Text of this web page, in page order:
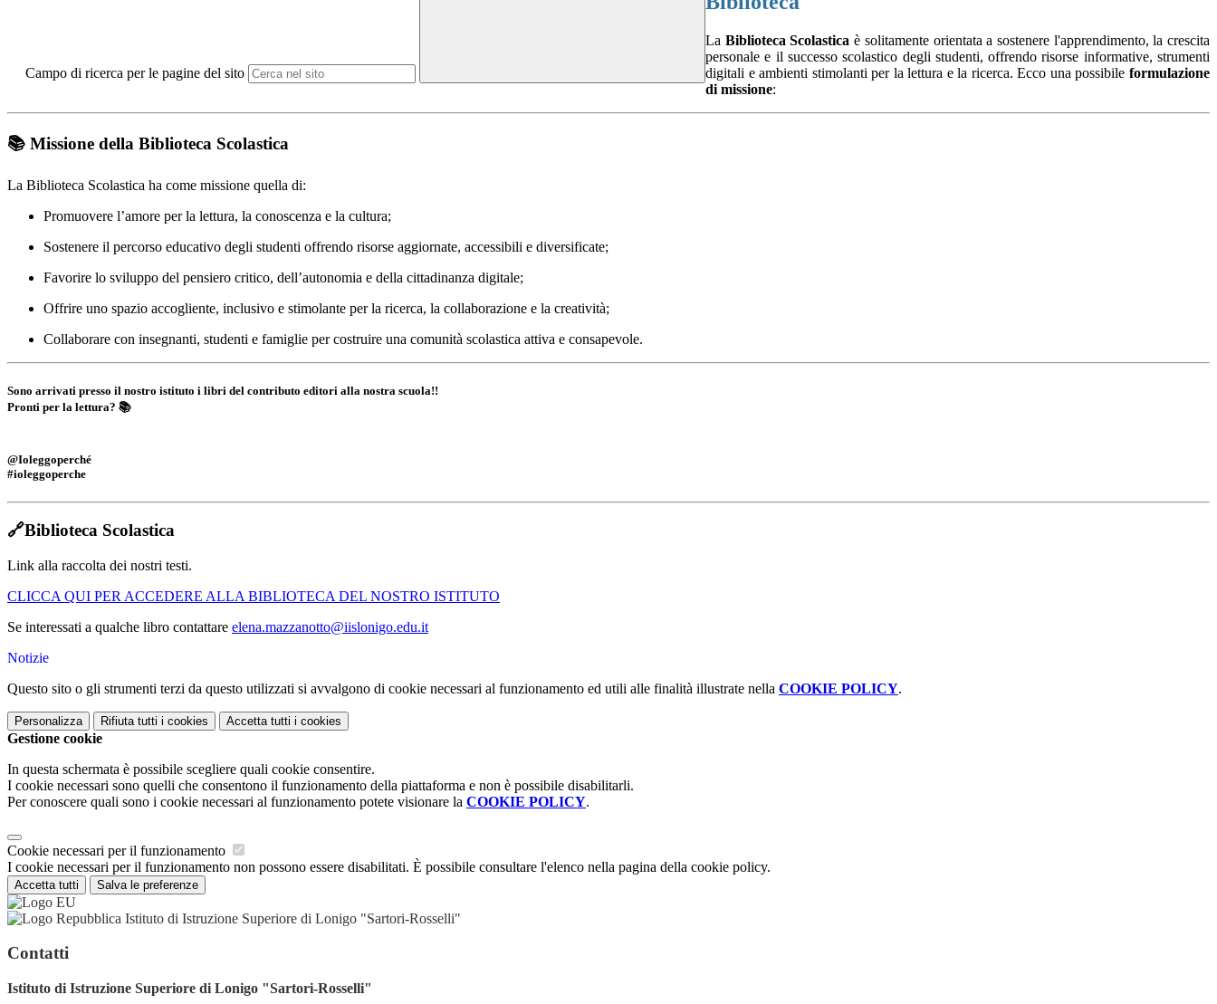
Campo di ricerca per le pagine del sito
La Biblioteca Scolastica è solitamente orientata a sostenere l'apprendimento, la crescita
personale e il successo scolastico degli studenti, offrendo risorse informative, strumenti
digitali e ambienti stimolanti per la lettura e la ricerca. Ecco una possibile formulazione
di missione:
📚 Missione della Biblioteca Scolastica
La Biblioteca Scolastica ha come missione quella di:
Promuovere l’amore per la lettura, la conoscenza e la cultura;
Sostenere il percorso educativo degli studenti offrendo risorse aggiornate, accessibili e diversificate;
Favorire lo sviluppo del pensiero critico, dell’autonomia e della cittadinanza digitale;
Offrire uno spazio accogliente, inclusivo e stimolante per la ricerca, la collaborazione e la creatività;
Collaborare con insegnanti, studenti e famiglie per costruire una comunità scolastica attiva e consapevole.
Sono arrivati presso il nostro istituto i libri del contributo editori alla nostra scuola!!
Pronti per la lettura? 📚
@Ioleggoperché
#ioleggoperche
🔗Biblioteca Scolastica
Link alla raccolta dei nostri testi.
CLICCA QUI PER ACCEDERE ALLA BIBLIOTECA DEL NOSTRO ISTITUTO
Se interessati a qualche libro contattare elena.mazzanotto@iislonigo.edu.it
Notizie
Questo sito o gli strumenti terzi da questo utilizzati si avvalgono di cookie necessari al funzionamento ed utili alle finalità illustrate nella COOKIE POLICY.
Personalizza Rifiuta tutti i cookies Accetta tutti i cookies
Gestione cookie
In questa schermata è possibile scegliere quali cookie consentire.
I cookie necessari sono quelli che consentono il funzionamento della piattaforma e non è possibile disabilitarli.
Per conoscere quali sono i cookie necessari al funzionamento potete visionare la COOKIE POLICY.
Cookie necessari per il funzionamento
I cookie necessari per il funzionamento non possono essere disabilitati. È possibile consultare l'elenco nella pagina della cookie policy.
Accetta tutti Salva le preferenze
Istituto di Istruzione Superiore di Lonigo "Sartori-Rosselli"
Contatti
Istituto di Istruzione Superiore di Lonigo "Sartori-Rosselli"